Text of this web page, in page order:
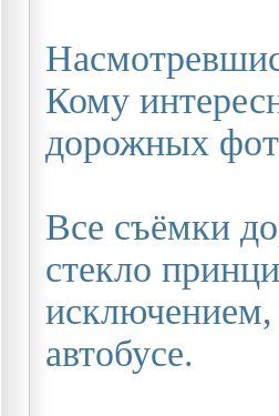
Кому
дорожных
Все съёмки
стекло
исключением,
автобусе.